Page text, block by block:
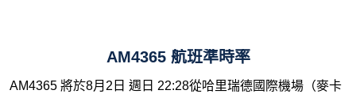
AM4365 航班準時率
AM4365 將於8月2日 週日 22:28從哈里瑞德國際機場（麥卡